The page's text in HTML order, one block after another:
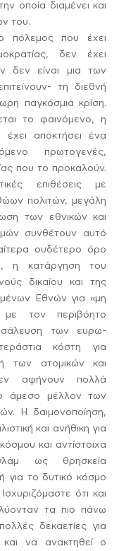
οποία διαμένει και
του.
πόλεμος που έχει
δεν έχει
δεν είναι μια των
τη διεθνή
παγκόσμια κρίση.
το φαινόμενο, η
έχει αποκτήσει ένα
πρωτογενές,
που το προκαλούν.
επιθέσεις με
πολιτών, μεγάλη
των εθνικών και
συνθέτουν αυτό
ουδέτερο όρο
η κατάργηση του
δικαίου και της
Εθνών για «μη
με τον περιβόητο
των ευρω-
κόστη για
των ατομικών και
αφήνουν πολλά
άμεσο μέλλον των
Η δαιμονοποίηση,
και ανήθικη για
και αντίστοιχα
ως θρησκεία
για το δυτικό κόσμο
ότι και
τα πιο πάνω
δεκαετίες για
να ανακτηθεί ο